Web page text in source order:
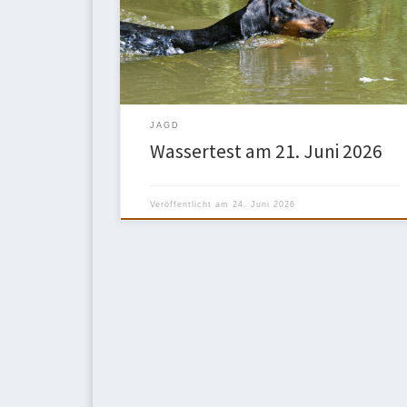
Abgabe von zwei Schrotschüssen in die Luft wurde
eine bereits erlegte Ente ins tiefe Wasser geworfen,
der Teckel wurde geschnallt, schwamm 6-8 Meter
Ente und […]
JAGD
Wassertest am 21. Juni 2026
Veröffentlicht am 24. Juni 2026